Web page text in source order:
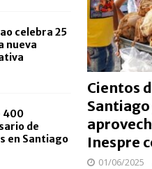
Cientos
Santiago
Inespre
01/06/2025
celebra 25
nueva
400
de
en Santiago